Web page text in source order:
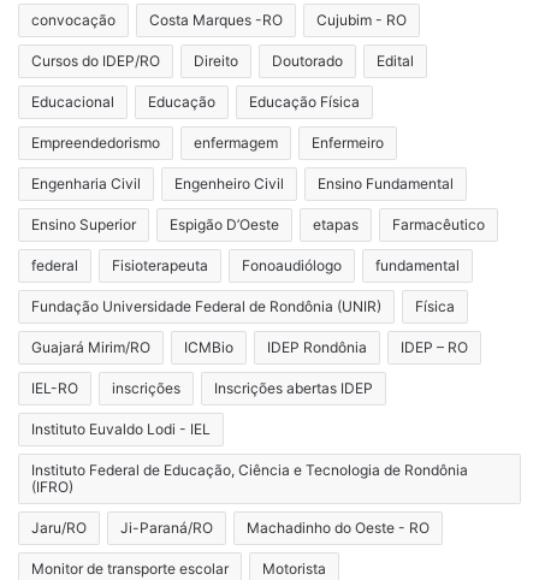
convocação Costa Marques -RO Cujubim - RO
Cursos do IDEP/RO Direito Doutorado Edital
Educacional Educação Educação Física
Empreendedorismo enfermagem Enfermeiro
Engenharia Civil Engenheiro Civil Ensino Fundamental
Ensino Superior Espigão D’Oeste etapas Farmacêutico
federal Fisioterapeuta Fonoaudiólogo fundamental
Fundação Universidade Federal de Rondônia (UNIR) Física
Guajará Mirim/RO ICMBio IDEP Rondônia IDEP – RO
IEL-RO inscrições Inscrições abertas IDEP
Instituto Euvaldo Lodi - IEL
Instituto Federal de Educação, Ciência e Tecnologia de Rondônia
(IFRO)
Jaru/RO Ji-Paraná/RO Machadinho do Oeste - RO
Monitor de transporte escolar Motorista